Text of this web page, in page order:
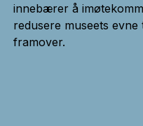
innebærer å
redusere museets
framover.